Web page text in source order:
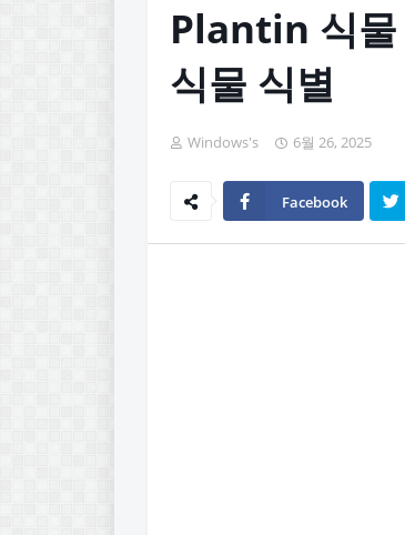
Plantin 식물
식물 식별
Windows's 6월 26, 2025
Facebook